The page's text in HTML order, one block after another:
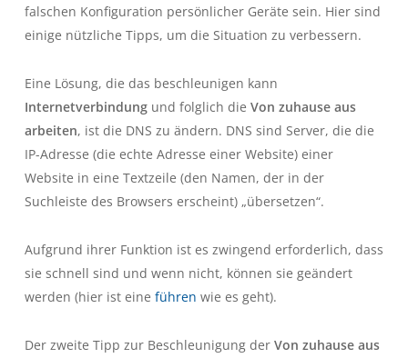
falschen Konfiguration persönlicher Geräte sein. Hier sind
einige nützliche Tipps, um die Situation zu verbessern.
Eine Lösung, die das beschleunigen kann
Internetverbindung und folglich die Von zuhause aus
arbeiten, ist die DNS zu ändern. DNS sind Server, die die
IP-Adresse (die echte Adresse einer Website) einer
Website in eine Textzeile (den Namen, der in der
Suchleiste des Browsers erscheint) „übersetzen“.
Aufgrund ihrer Funktion ist es zwingend erforderlich, dass
sie schnell sind und wenn nicht, können sie geändert
werden (hier ist eine führen wie es geht).
Der zweite Tipp zur Beschleunigung derVon zuhause aus